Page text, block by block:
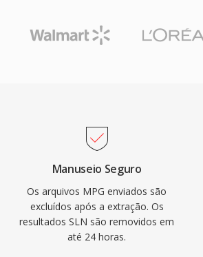
Manuseio Seguro
Os arquivos MPG enviados são
excluídos após a extração. Os
resultados SLN são removidos em
até 24 horas.